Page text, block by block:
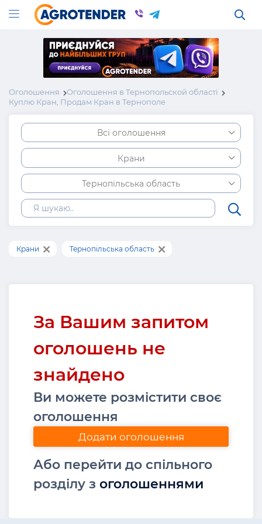
Оголошення
Оголошення в Тернопольской області
Куплю Кран, Продам Кран в Тернополе
Всі оголошення
Крани
Тернопільська область
Крани Тернопільська область
За Вашим запитом
оголошень не
знайдено
Ви можете розмістити своє
оголошення
Додати оголошення
Або перейти до спільного
розділу з оголошеннями